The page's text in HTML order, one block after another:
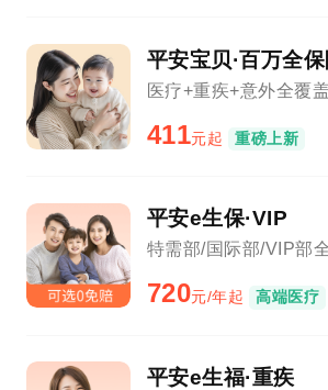
平安宝贝·百万全
医疗+重疾+意外全覆盖
411元起 重磅上新
平安e生保·VIP
特需部/国际部/VIP部
720元/年起 高端医疗
平安e生福·重疾